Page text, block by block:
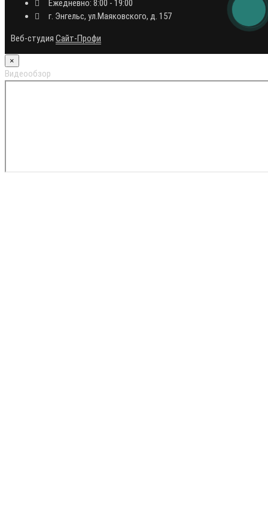
Ежедневно: 8:00 - 19:00
г. Энгельс, ул.Маяковского, д. 157
Веб-студия Сайт-Профи
×
Видеообзор